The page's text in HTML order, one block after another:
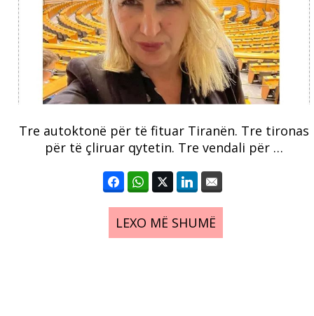
Tre autoktonë për të fituar Tiranën. Tre tironas
për të çliruar qytetin. Tre vendali për …
LEXO MË SHUMË